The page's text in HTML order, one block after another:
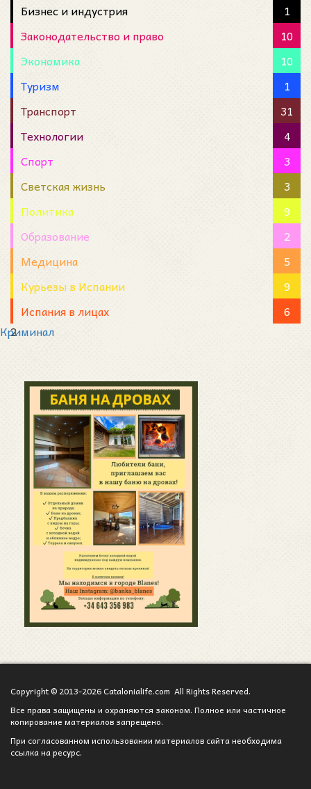
Бизнес и индустрия
1
Законодательство и право
10
Экономика
10
Туризм
1
Транспорт
31
Технологии
4
Спорт
3
Светская жизнь
3
Политика
9
Образование
2
Медицина
5
Курьезы в Испании
9
Испания в лицах
6
Криминал
2
Copyright © 2013-2026 Catalonialife.com All Rights Reserved.
Все права защищены и охраняются законом. Полное или частичное
копирование материалов запрещено.
При согласованном использовании материалов сайта необходима
ссылка на ресурс.